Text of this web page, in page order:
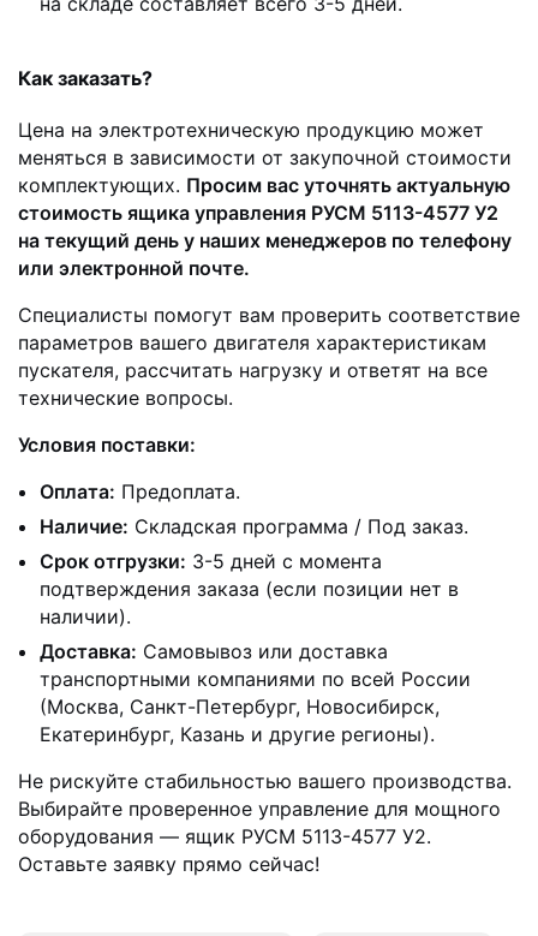
Как заказать?
Цена на электротехническую продукцию может
меняться в зависимости от закупочной стоимости
комплектующих. Просим вас уточнять актуальную
стоимость ящика управления РУСМ 5113-4577 У2
на текущий день у наших менеджеров по телефону
или электронной почте.
Специалисты помогут вам проверить соответствие
параметров вашего двигателя характеристикам
пускателя, рассчитать нагрузку и ответят на все
технические вопросы.
Условия поставки:
Оплата: Предоплата.
Наличие: Складская программа / Под заказ.
Срок отгрузки: 3-5 дней с момента
подтверждения заказа (если позиции нет в
наличии).
Доставка: Самовывоз или доставка
транспортными компаниями по всей России
(Москва, Санкт-Петербург, Новосибирск,
Екатеринбург, Казань и другие регионы).
Не рискуйте стабильностью вашего производства.
Выбирайте проверенное управление для мощного
оборудования — ящик РУСМ 5113-4577 У2.
Оставьте заявку прямо сейчас!